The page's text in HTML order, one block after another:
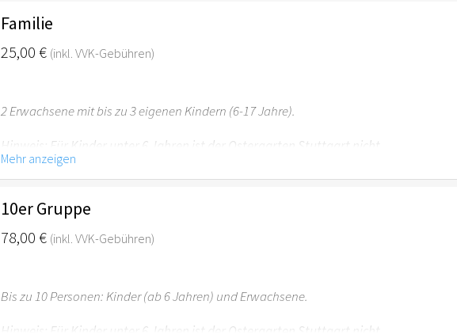
Familie
25,00 € (inkl. VVK-Gebühren)
2 Erwachsene mit bis zu 3 eigenen Kindern (6-17 Jahre).
Hinweis: Für Kinder unter 6 Jahren ist der Ostergarten Stuttgart nicht
empfehlenswert.
Mehr anzeigen
10er Gruppe
78,00 € (inkl. VVK-Gebühren)
Bis zu 10 Personen: Kinder (ab 6 Jahren) und Erwachsene.
Hinweis: Für Kinder unter 6 Jahren ist der Ostergarten Stuttgart nicht